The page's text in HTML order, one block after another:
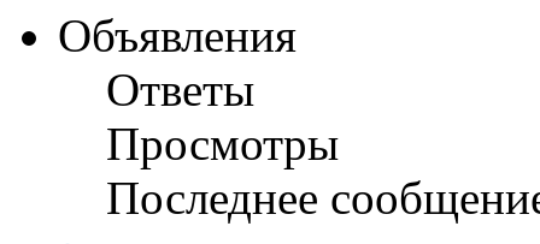
Объявления
Ответы
Просмотры
Последнее